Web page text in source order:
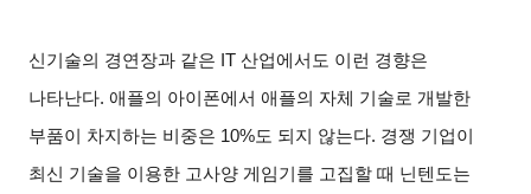
신기술의 경연장과 같은 IT산업에서도 이런 경향은
나타난다.애플의 아이폰에서 애플의 자체 기술로 개발한
부품이 차지하는 비중은 10%도 되지 않는다. 경쟁 기업이
최신 기술을 이용한 고사양 게임기를 고집할 때 닌텐도는